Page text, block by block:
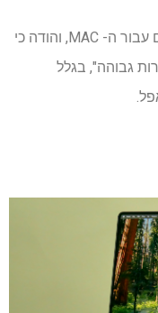
גורמן נשאל על המהלכים הגדולים הבאים עבור ה- MAC, והודה כי
גבוהה", בגלל